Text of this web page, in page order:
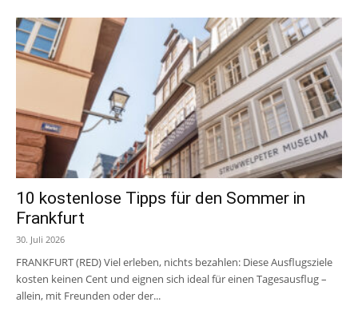
10 kostenlose Tipps für den Sommer in
Frankfurt
30. Juli 2026
FRANKFURT (RED) Viel erleben, nichts bezahlen: Diese Ausflugsziele
kosten keinen Cent und eignen sich ideal für einen Tagesausflug –
allein, mit Freunden oder der...